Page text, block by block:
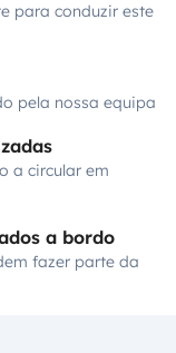
para conduzir este
pela nossa equipa
a circular em
a bordo
fazer parte da